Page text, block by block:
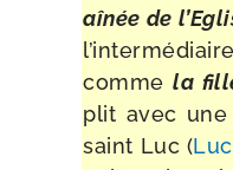
aînée de l’E
commela
plit avec une
saint Luc (